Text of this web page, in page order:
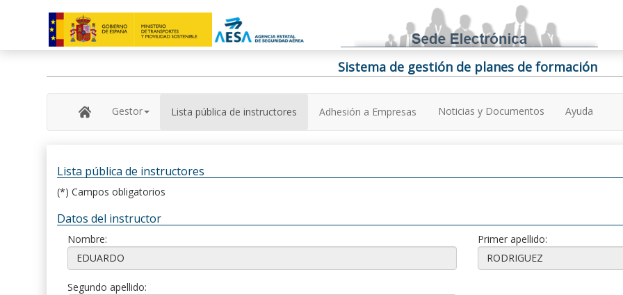
Sistema de gestión de planes de formación
Gestor Lista pública de instructores Adhesión a Empresas Noticias y Documentos Ayuda
Lista pública de instructores
(*) Campos obligatorios
Datos del instructor
Nombre: Primer apellido:
Segundo apellido: